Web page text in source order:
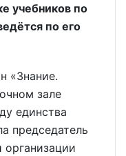
учебников по
по его
«Знание.
зале
единства
председатель
организации